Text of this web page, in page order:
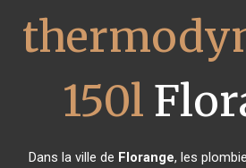
150l
Dans la ville de Florange, les